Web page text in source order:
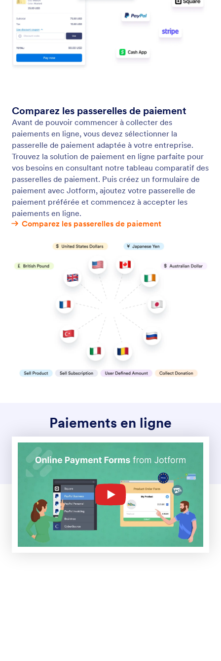
Square
PayPal
Proposez un paiement flexible avec PayPal,
Paiement différé, Fastlane, PayPal Checkout, Venmo
ou par carte bancaire.
Stripe
Ajoutez Stripe à votre formulaire pour accepter les
paiements par carte bancaire, ACH et plus encore.